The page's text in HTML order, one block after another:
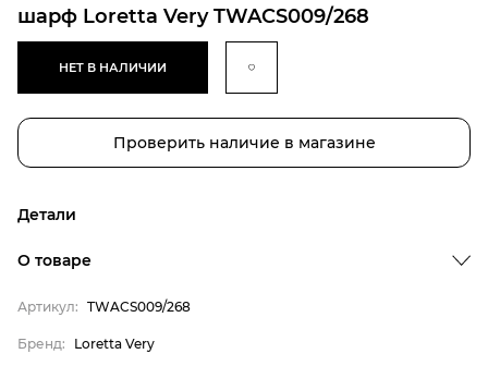
шарф Loretta Very TWACS009/268
НЕТ В НАЛИЧИИ
Проверить наличие в магазине
Детали
О товаре
Артикул: TWACS009/268
Бренд: Loretta Very